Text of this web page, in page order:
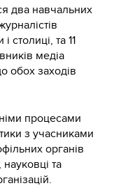
два навчальних
столиці, та 11
медіа
обох заходів
процесами
з учасниками
органів
та